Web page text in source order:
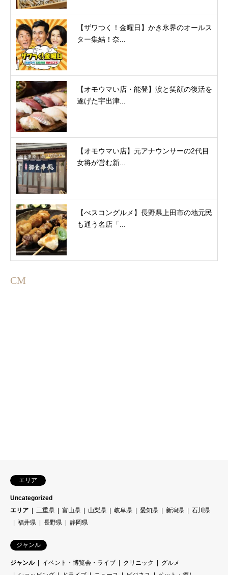
【ザワつく！金曜日】かき氷界のオールス
ター集結！奈...
【オモウマい店・能登】涙と笑顔の復活を
遂げた宇出津...
【オモウマい店】元アナウンサーの2代目
女将が営む新...
【べスコングルメ】長野県上田市の地元民
も通う名店「...
CM
エリア
Uncategorized
エリア
三重県 富山県 山梨県 岐阜県 愛知県 新潟県
石川県
福井県
長野県 静岡県
ジャンル
ジャンル イベント・博覧会・ライブ クリニック
グルメ